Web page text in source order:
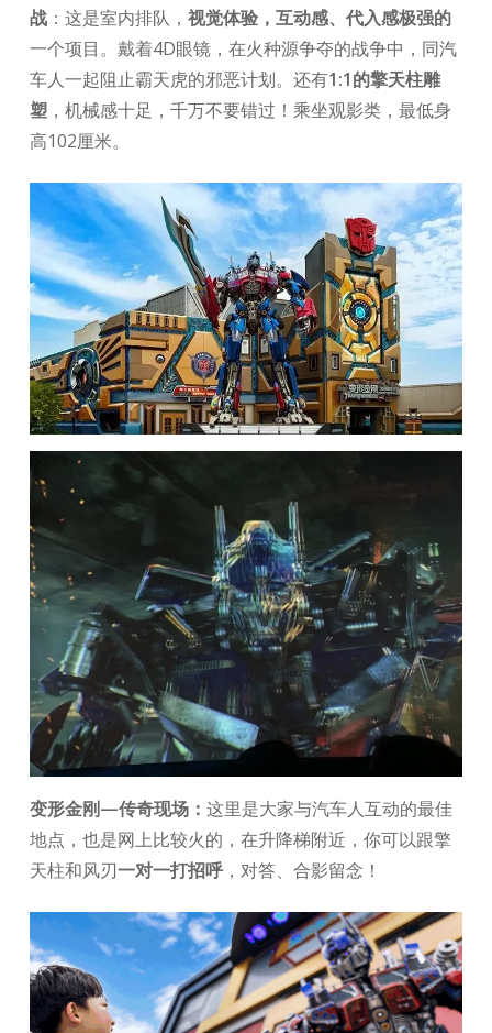
战：这是室内排队， 视觉体验，互动感、代入感极强的
一个项目。戴着4D眼镜，在火种源争夺的战争中，同汽
车人一起阻止霸天虎的邪恶计划。还有1:1的擎天柱雕
塑，机械感十足，千万不要错过！乘坐观影类，最低身
高102厘米。
变形金刚—传奇现场： 这里是大家与汽车人互动的最佳
地点，也是网上比较火的，在升降梯附近，你可以跟擎
天柱和风刃一对一打招呼，对答、合影留念！